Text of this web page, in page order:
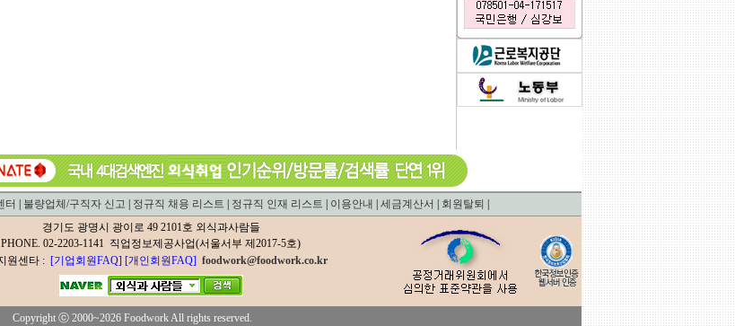
터 불량업체/구직자 신고 정규직 채용 리스트 정규직 인재 리스트 이용안내 세금계산서 회원탈퇴
경기도 광명시 광이로 49 2101호 외식과사람들
PHONE. 02-2203-1141 직업정보제공사업(서울서부 제2017-5호)
원센타 : [기업회원FAQ] [개인회원FAQ] foodwork@foodwork.co.kr
Copyright ⓒ 2000~2026 Foodwork All rights reserved.